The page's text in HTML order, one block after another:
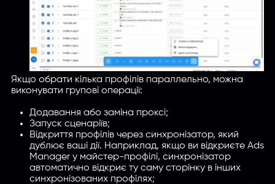
Якщо обрати кілька профілів параллельно, можна
виконувати групові операції:
Додавання або заміна проксі;
Запуск сценаріїв;
Відкриття профілів через синхронізатор, який
дублює ваші дії. Наприклад, якщо ви відкриєте Ads
Manager у майстер-профілі, синхронiзатор
автоматично відкриє ту саму сторінку в інших
синхронізованих профілях;